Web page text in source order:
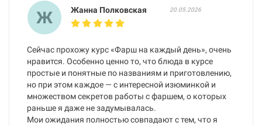
Ж Жанна Полковская 20.05.2026
Сейчас прохожу курс «Фарш на каждый день», очень
нравится. Особенно ценно то, что блюда в курсе
простые и понятные по названиям и приготовлению,
но при этом каждое — с интересной изюминкой и
множеством секретов работы с фаршем, о которых
раньше я даже не задумывалась.
Мои ожидания полностью совпадают с тем, что я